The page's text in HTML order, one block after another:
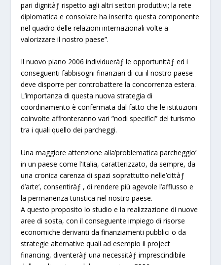
pari dignitàƒ rispetto agli altri settori produttivi; la rete
diplomatica e consolare ha inserito questa componente
nel quadro delle relazioni internazionali volte a
valorizzare il nostro paese”.
Il nuovo piano 2006 individueràƒ le opportunitàƒ ed i
conseguenti fabbisogni finanziari di cui il nostro paese
deve disporre per controbattere la concorrenza estera.
L’importanza di questa nuova strategia di
coordinamento è confermata dal fatto che le istituzioni
coinvolte affronteranno vari ”nodi specifici” del turismo
tra i quali quello dei parcheggi.
Una maggiore attenzione alla’problematica parcheggio’
in un paese come l’Italia, caratterizzato, da sempre, da
una cronica carenza di spazi soprattutto nelle’cittàƒ
d’arte’, consentiràƒ , di rendere più agevole l’afflusso e
la permanenza turistica nel nostro paese.
A questo proposito lo studio e la realizzazione di nuove
aree di sosta, con il conseguente impiego di risorse
economiche derivanti da finanziamenti pubblici o da
strategie alternative quali ad esempio ilproject
financing, diventeràƒ una necessitàƒ imprescindibile